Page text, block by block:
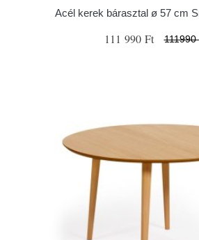
Acél kerek bárasztal ø 57 cm
111 990 Ft 111990